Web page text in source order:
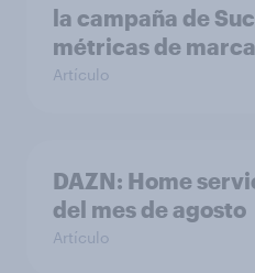
la campaña de
métricas de marca
Artículo
DAZN: Home
del mes de agosto
Artículo